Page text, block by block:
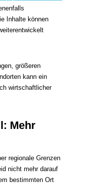
Inhalte können
größeren
kann ein
wirtschaftlicher
Mehr
regionale Grenzen
nicht mehr darauf
bestimmten Ort